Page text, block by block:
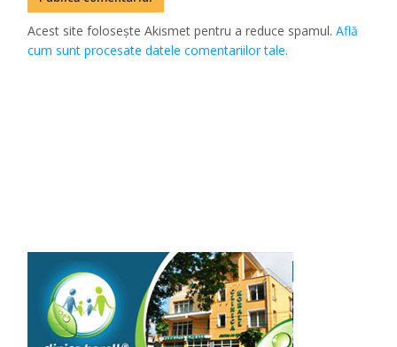
Acest site folosește Akismet pentru a reduce spamul.Află
cum sunt procesate datele comentariilor tale.